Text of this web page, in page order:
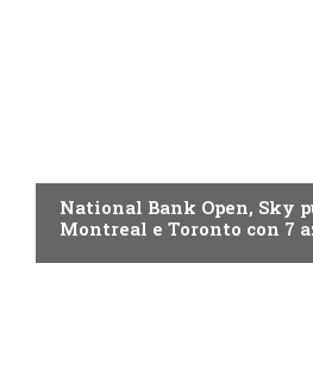
National Bank Open, Sky
Montreal e Toronto con 7